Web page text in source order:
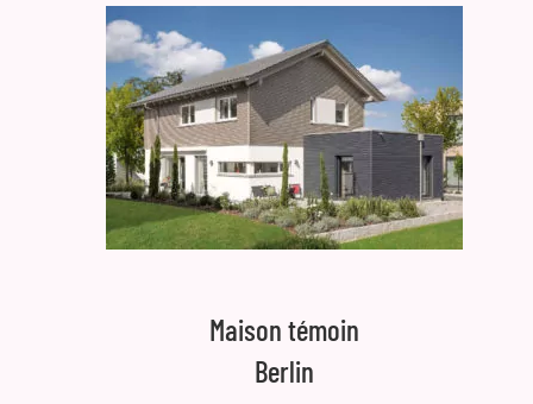
Maison témoin
Berlin